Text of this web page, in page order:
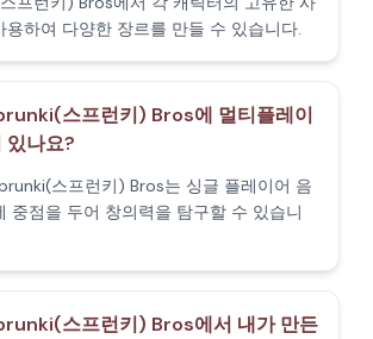
용하여 다양한 장르를 만들 수 있습니다.
스프런키) Bros에 멀티플레이
있나요?
스프런키) Bros는 싱글 플레이어 음
중점을 두어 창의력을 탐구할 수 있습니
스프런키) Bros에서 내가 만든